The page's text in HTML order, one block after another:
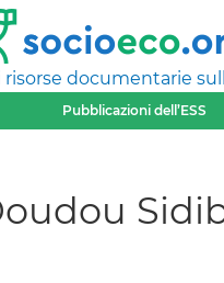
risorse documentarie
Pubblicazioni dell’ESS